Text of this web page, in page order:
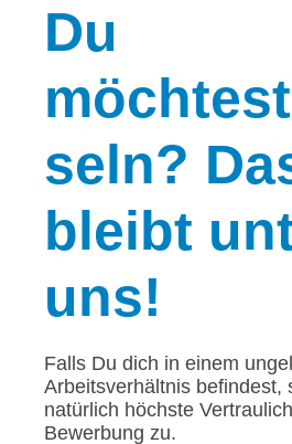
Du
seln?
bleibt
uns!
Falls Du dich in einem
Arbeitsverhältnis befindest,
natürlich höchste
Bewerbung zu.